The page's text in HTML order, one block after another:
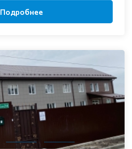
Подробнее